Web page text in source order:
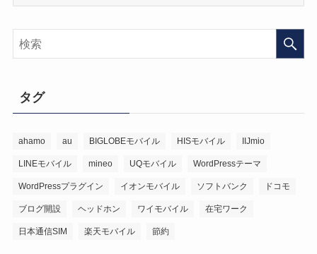
タグ
ahamo au BIGLOBEモバイル HISモバイル IIJmio
LINEモバイル mineo UQモバイル WordPressテーマ
WordPressプラグイン イオンモバイル ソフトバンク ドコモ
ブログ開設 ヘッドホン ワイモバイル 在宅ワーク
日本通信SIM 楽天モバイル 節約